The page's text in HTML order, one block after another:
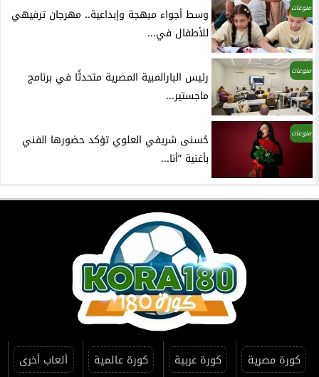
منوعات
وسط أجواء مبهجة وإبداعية.. مهرجان ترفيهي
للأطفال في...
منوعات
رئيس البارالمبية المصرية متحدثًا في برنامج
ماجستير...
منوعات
حُسنى شريفي العلوي تؤكد حضورها الفني
بأغنية ”أنا...
كورة مصرية كورة عربية كورة عالمية ألعاب أخرى